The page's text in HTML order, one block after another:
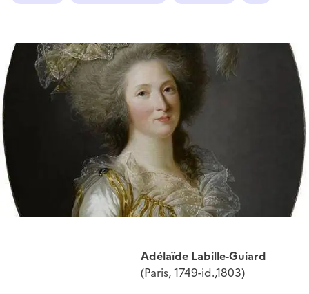
Adélaïde Labille-Guiard
(Paris, 1749-id.,1803)